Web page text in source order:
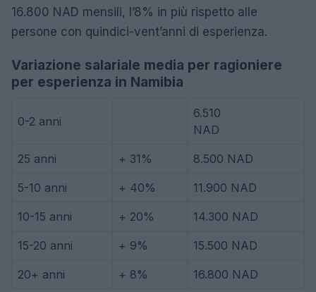
16.800 NAD mensili, l’8% in più rispetto alle
persone con quindici-vent’anni di esperienza.
Variazione salariale media per ragioniere
per esperienza in Namibia
0-2 anni
6.510
NAD
25 anni + 31% 8.500 NAD
5-10 anni + 40% 11.900 NAD
10-15 anni + 20% 14.300 NAD
15-20 anni + 9% 15.500 NAD
20+ anni + 8% 16.800 NAD